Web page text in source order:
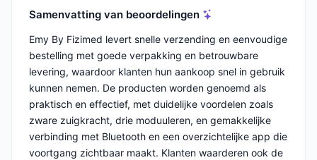
Samenvatting van beoordelingen
Emy By Fizimed levert snelle verzending en eenvoudige
bestelling met goede verpakking en betrouwbare
levering, waardoor klanten hun aankoop snel in gebruik
kunnen nemen. De producten worden genoemd als
praktisch en effectief, met duidelijke voordelen zoals
zware zuigkracht, drie moduuleren, en gemakkelijke
verbinding met Bluetooth en een overzichtelijke app die
voortgang zichtbaar maakt. Klanten waarderen ook de